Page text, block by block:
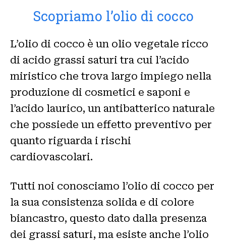
Scopriamo l’olio di cocco
L’olio di cocco è un olio vegetale ricco
di acido grassi saturi tra cui l’acido
miristico che trova largo impiego nella
produzione di cosmetici e saponi e
l’acido laurico, un antibatterico naturale
che possiede un effetto preventivo per
quanto riguarda i rischi
cardiovascolari.
Tutti noi conosciamo l’olio di cocco per
la sua consistenza solida e di colore
biancastro, questo dato dalla presenza
dei grassi saturi, ma esiste anche l’olio